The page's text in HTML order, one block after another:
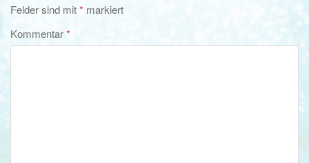
Felder sind mit* markiert
Kommentar*